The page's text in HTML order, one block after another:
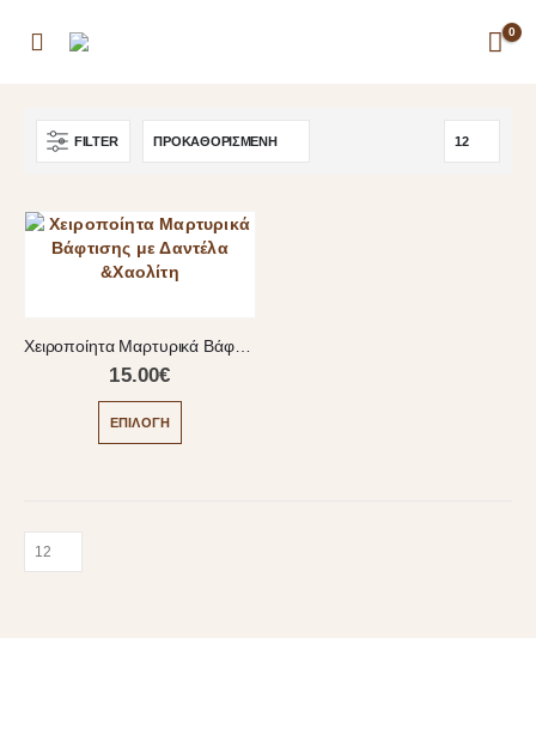
0
FILTER
Χειροποίητα Μαρτυρικά Βάφτισης με Δαντέλα & Χαολίτη
15.00€
ΕΠΙΛΟΓΉ